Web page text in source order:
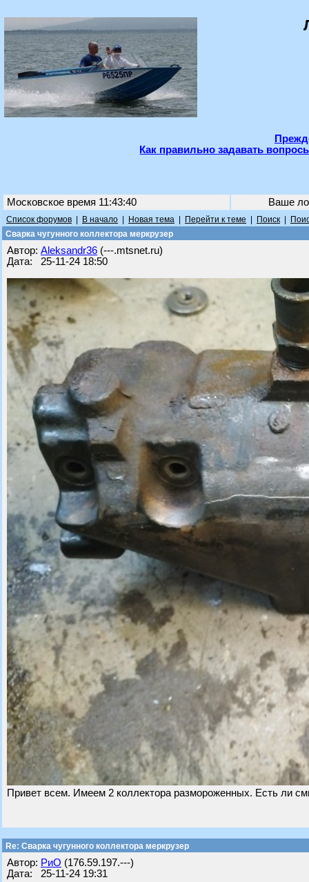
Как правильно задавать
Московское время 11:43:40 Ваше
Список форумов В начало Новая тема Перейти к теме Поиск
Сварка чугунного коллектора меркрузер
Автор: Aleksandr36 (---.mtsnet.ru)
Дата: 25-11-24 18:50
Привет всем. Имеем 2 коллектора размороженных. Есть ли
Re: Сварка чугунного коллектора меркрузер
Автор: РиО (176.59.197.---)
Дата: 25-11-24 19:31